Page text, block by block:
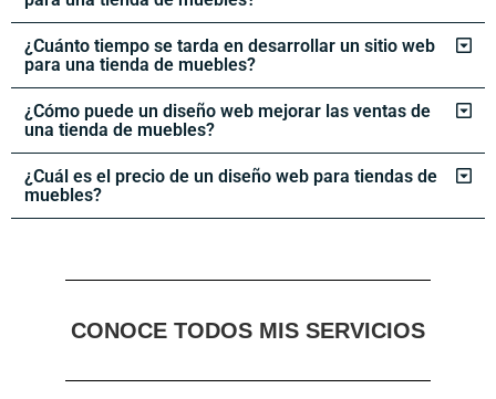
¿Cuánto tiempo se tarda en desarrollar un sitio web
para una tienda de muebles?
¿Cómo puede un diseño web mejorar las ventas de
una tienda de muebles?
¿Cuál es el precio de un diseño web para tiendas de
muebles?
CONOCE TODOS MIS SERVICIOS